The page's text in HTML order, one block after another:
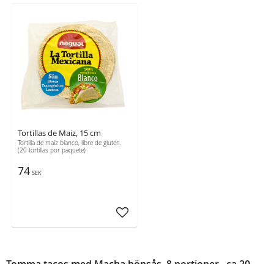
Tortillas de Maiz, 15 cm
Tortilla de maíz blanco, libre de gluten.
(20 tortillas por paquete)
74 SEK
Añadir a favoritos